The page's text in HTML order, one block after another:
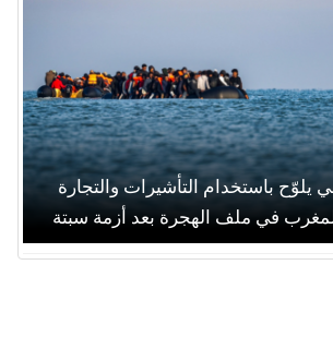
يلوّح باستخدام التأشيرات والتجارة
في ملف الهجرة بعد أزمة سبتة